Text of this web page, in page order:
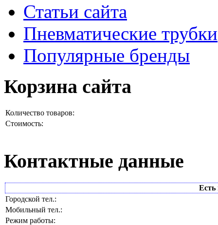
Статьи сайта
Пневматические трубки
Популярные бренды
Корзина сайта
Количество товаров:
Стоимость:
Контактные данные
Есть
Городской тел.:
Мобильный тел.:
Режим работы: